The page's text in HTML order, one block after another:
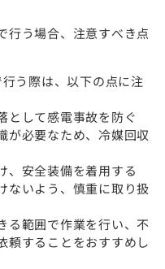
行う場合、注意すべき点
う際は、以下の点に注
として感電事故を防ぐ
が必要なため、冷媒回収
、安全装備を着用する
ないよう、慎重に取り扱
る範囲で作業を行い、不
頼することをおすすめし